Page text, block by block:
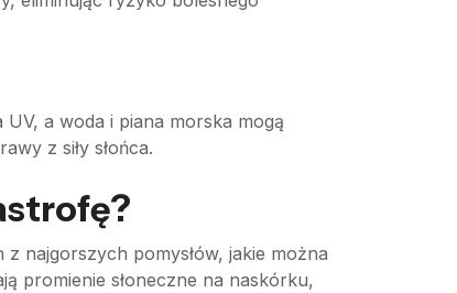
a woda i piana morska mogą
z siły słońca.
najgorszych pomysłów, jakie można
promienie słoneczne na naskórku,